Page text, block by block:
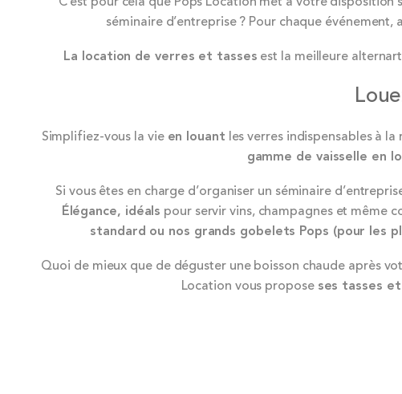
séminaire d’entreprise ? Pour chaque événement,
La location de verres et tasses est la meilleure
Simplifiez-vous la vie en louant les verres indispensables à
gamme de vaisselle en
Si vous êtes en charge d’organiser un séminaire
Élégance, idéals pour servir vins, champagnes et même
standard ou nos grands gobelets Pops (pour les
Quoi de mieux que de déguster une boisson chaude après
Location vous propose ses tasses